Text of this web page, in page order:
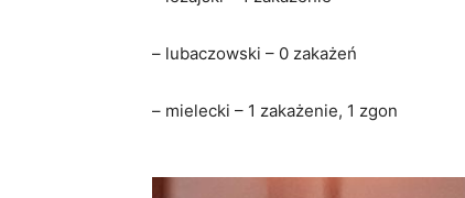
– lubaczowski – 0 zakażeń
– mielecki – 1 zakażenie, 1 zgon